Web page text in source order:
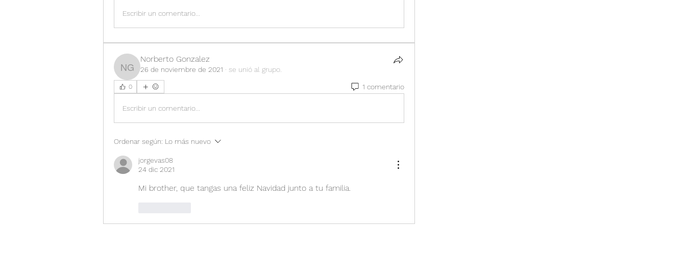
Escribir un comentario...
Norberto Gonzalez
Norberto Gonzalez
26 de noviembre de 2021 · se unió al grupo.
0 1 comentario
Escribir un comentario...
Ordenar según: Lo más nuevo
jorgevas08
24 dic 2021
Mi brother, que tangas una feliz Navidad junto a tu familia.